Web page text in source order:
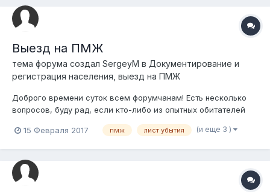
Выезд на ПМЖ
тема форума создал SergeyM в Документирование и
регистрация населения, выезд на ПМЖ
Доброго времени суток всем форумчанам! Есть несколько
вопросов, буду рад, если кто-либо из опытных обитателей
ВУЗе, в январе 2017 сдал документы на получение РВП, в
проживание в РФ. Да...
15 Февраля 2017 пмж лист убытия (и еще 3 )